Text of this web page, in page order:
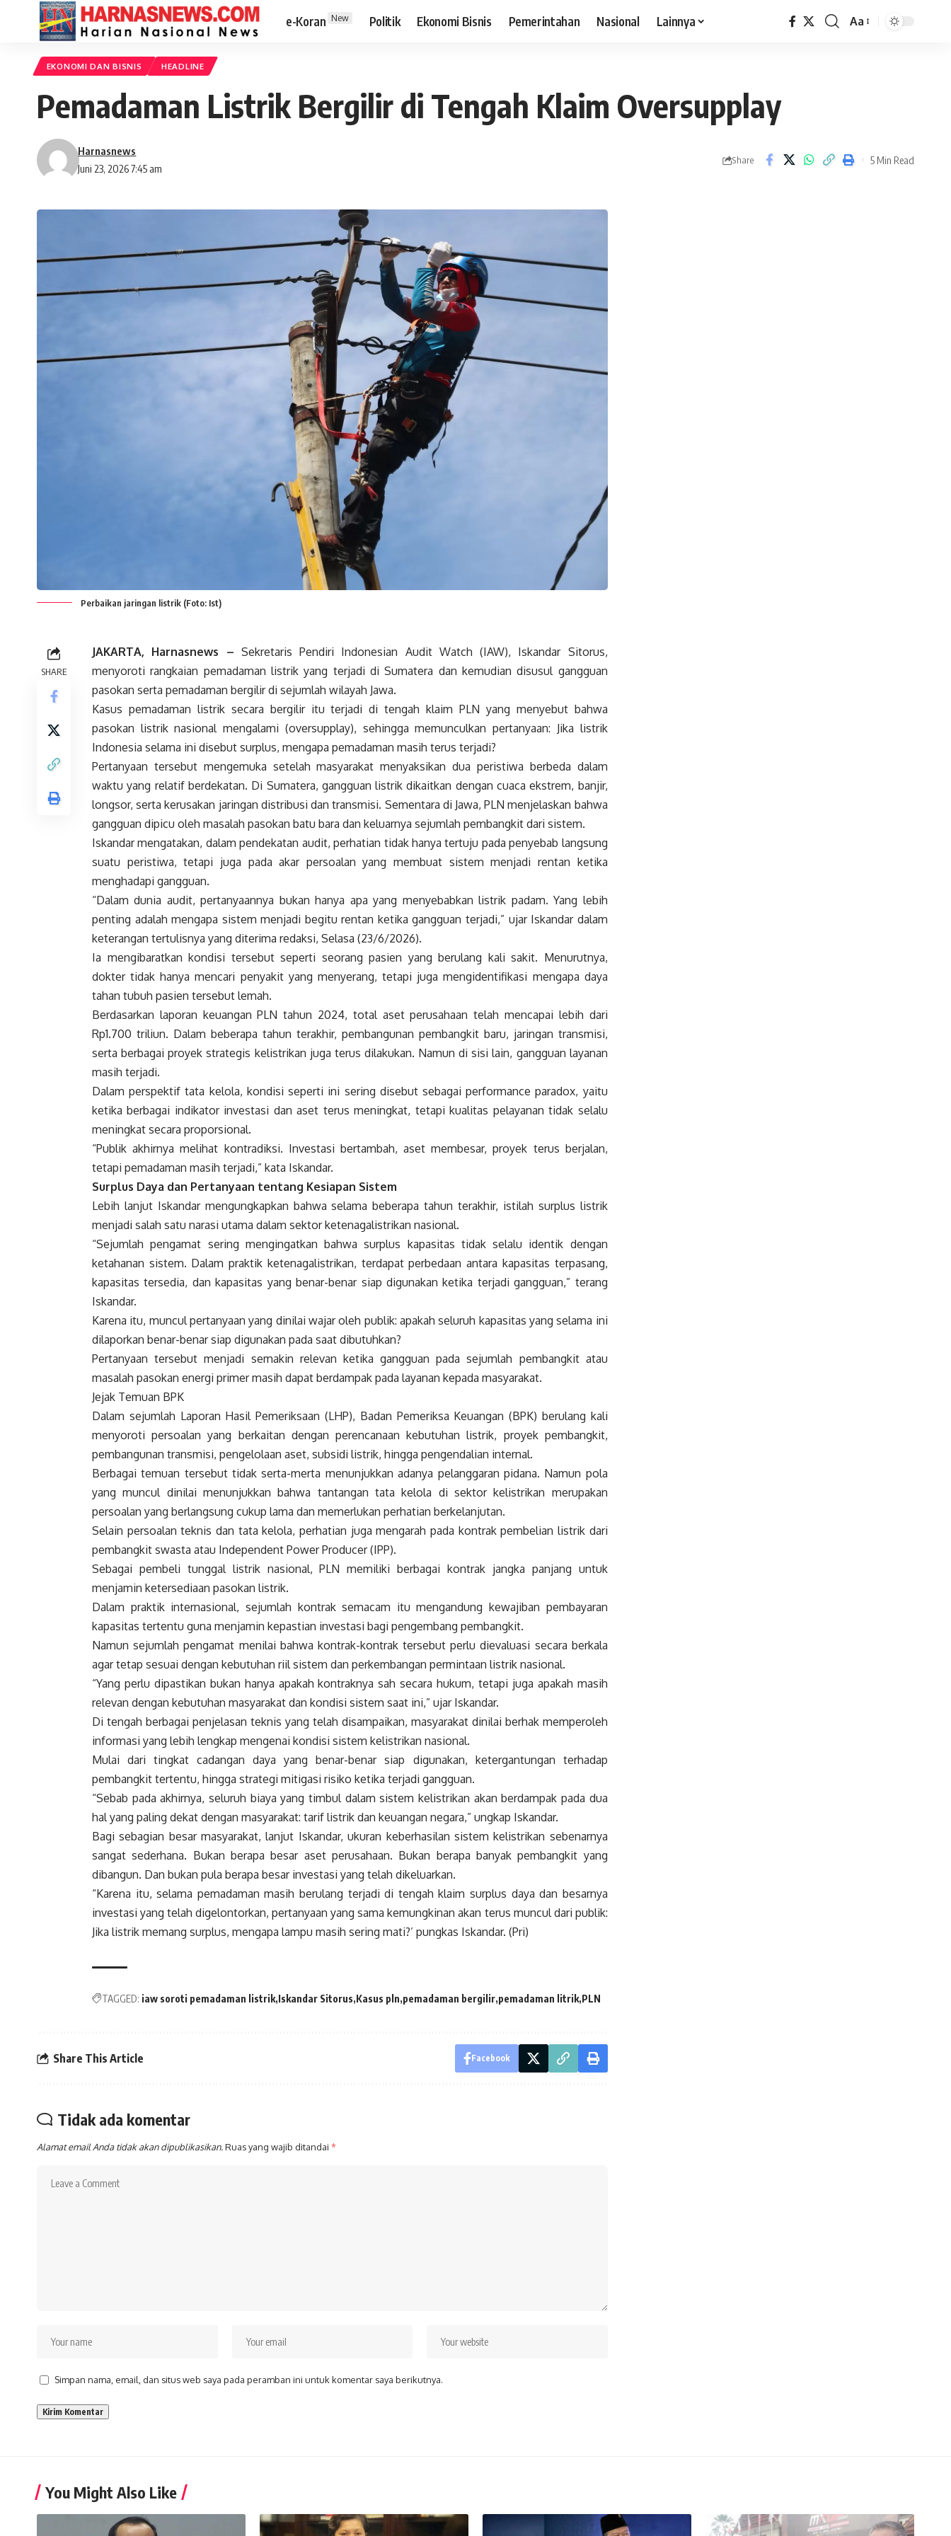
e-Koran New Politik Ekonomi Bisnis Pemerintahan Nasional Lainnya Aa
EKONOMI DAN BISNIS HEADLINE
Pemadaman Listrik Bergilir di Tengah Klaim Oversupplay
Juni 23, 2026 7:45 am
Harnasnews
Share 5 Min Read
Perbaikan jaringan listrik (Foto: Ist)
SHARE
JAKARTA, Harnasnews – Sekretaris Pendiri Indonesian Audit Watch (IAW), Iskandar Sitorus,
menyoroti rangkaian pemadaman listrik yang terjadi di Sumatera dan kemudian disusul gangguan
pasokan serta pemadaman bergilir di sejumlah wilayah Jawa.
Kasus pemadaman listrik secara bergilir itu terjadi di tengah klaim PLN yang menyebut bahwa
pasokan listrik nasional mengalami (oversupplay), sehingga memunculkan pertanyaan: Jika listrik
Indonesia selama ini disebut surplus, mengapa pemadaman masih terus terjadi?
Pertanyaan tersebut mengemuka setelah masyarakat menyaksikan dua peristiwa berbeda dalam
waktu yang relatif berdekatan. Di Sumatera, gangguan listrik dikaitkan dengan cuaca ekstrem, banjir,
longsor, serta kerusakan jaringan distribusi dan transmisi. Sementara di Jawa, PLN menjelaskan bahwa
gangguan dipicu oleh masalah pasokan batu bara dan keluarnya sejumlah pembangkit dari sistem.
Iskandar mengatakan, dalam pendekatan audit, perhatian tidak hanya tertuju pada penyebab langsung
suatu peristiwa, tetapi juga pada akar persoalan yang membuat sistem menjadi rentan ketika
menghadapi gangguan.
“Dalam dunia audit, pertanyaannya bukan hanya apa yang menyebabkan listrik padam. Yang lebih
penting adalah mengapa sistem menjadi begitu rentan ketika gangguan terjadi,” ujar Iskandar dalam
keterangan tertulisnya yang diterima redaksi, Selasa (23/6/2026).
Ia mengibaratkan kondisi tersebut seperti seorang pasien yang berulang kali sakit. Menurutnya,
dokter tidak hanya mencari penyakit yang menyerang, tetapi juga mengidentifikasi mengapa daya
tahan tubuh pasien tersebut lemah.
Berdasarkan laporan keuangan PLN tahun 2024, total aset perusahaan telah mencapai lebih dari
Rp1.700 triliun. Dalam beberapa tahun terakhir, pembangunan pembangkit baru, jaringan transmisi,
serta berbagai proyek strategis kelistrikan juga terus dilakukan. Namun di sisi lain, gangguan layanan
masih terjadi.
Dalam perspektif tata kelola, kondisi seperti ini sering disebut sebagai performance paradox, yaitu
ketika berbagai indikator investasi dan aset terus meningkat, tetapi kualitas pelayanan tidak selalu
meningkat secara proporsional.
“Publik akhirnya melihat kontradiksi. Investasi bertambah, aset membesar, proyek terus berjalan,
tetapi pemadaman masih terjadi,” kata Iskandar.
Surplus Daya dan Pertanyaan tentang Kesiapan Sistem
Lebih lanjut Iskandar mengungkapkan bahwa selama beberapa tahun terakhir, istilah surplus listrik
menjadi salah satu narasi utama dalam sektor ketenagalistrikan nasional.
“Sejumlah pengamat sering mengingatkan bahwa surplus kapasitas tidak selalu identik dengan
ketahanan sistem. Dalam praktik ketenagalistrikan, terdapat perbedaan antara kapasitas terpasang,
kapasitas tersedia, dan kapasitas yang benar-benar siap digunakan ketika terjadi gangguan,” terang
Iskandar.
Karena itu, muncul pertanyaan yang dinilai wajar oleh publik: apakah seluruh kapasitas yang selama ini
dilaporkan benar-benar siap digunakan pada saat dibutuhkan?
Pertanyaan tersebut menjadi semakin relevan ketika gangguan pada sejumlah pembangkit atau
masalah pasokan energi primer masih dapat berdampak pada layanan kepada masyarakat.
Jejak Temuan BPK
Dalam sejumlah Laporan Hasil Pemeriksaan (LHP), Badan Pemeriksa Keuangan (BPK) berulang kali
menyoroti persoalan yang berkaitan dengan perencanaan kebutuhan listrik, proyek pembangkit,
pembangunan transmisi, pengelolaan aset, subsidi listrik, hingga pengendalian internal.
Berbagai temuan tersebut tidak serta-merta menunjukkan adanya pelanggaran pidana. Namun pola
yang muncul dinilai menunjukkan bahwa tantangan tata kelola di sektor kelistrikan merupakan
persoalan yang berlangsung cukup lama dan memerlukan perhatian berkelanjutan.
Selain persoalan teknis dan tata kelola, perhatian juga mengarah pada kontrak pembelian listrik dari
pembangkit swasta atau Independent Power Producer (IPP).
Sebagai pembeli tunggal listrik nasional, PLN memiliki berbagai kontrak jangka panjang untuk
menjamin ketersediaan pasokan listrik.
Dalam praktik internasional, sejumlah kontrak semacam itu mengandung kewajiban pembayaran
kapasitas tertentu guna menjamin kepastian investasi bagi pengembang pembangkit.
Namun sejumlah pengamat menilai bahwa kontrak-kontrak tersebut perlu dievaluasi secara berkala
agar tetap sesuai dengan kebutuhan riil sistem dan perkembangan permintaan listrik nasional.
“Yang perlu dipastikan bukan hanya apakah kontraknya sah secara hukum, tetapi juga apakah masih
relevan dengan kebutuhan masyarakat dan kondisi sistem saat ini,” ujar Iskandar.
Di tengah berbagai penjelasan teknis yang telah disampaikan, masyarakat dinilai berhak memperoleh
informasi yang lebih lengkap mengenai kondisi sistem kelistrikan nasional.
Mulai dari tingkat cadangan daya yang benar-benar siap digunakan, ketergantungan terhadap
pembangkit tertentu, hingga strategi mitigasi risiko ketika terjadi gangguan.
“Sebab pada akhirnya, seluruh biaya yang timbul dalam sistem kelistrikan akan berdampak pada dua
hal yang paling dekat dengan masyarakat: tarif listrik dan keuangan negara,” ungkap Iskandar.
Bagi sebagian besar masyarakat, lanjut Iskandar, ukuran keberhasilan sistem kelistrikan sebenarnya
sangat sederhana. Bukan berapa besar aset perusahaan. Bukan berapa banyak pembangkit yang
dibangun. Dan bukan pula berapa besar investasi yang telah dikeluarkan.
“Karena itu, selama pemadaman masih berulang terjadi di tengah klaim surplus daya dan besarnya
investasi yang telah digelontorkan, pertanyaan yang sama kemungkinan akan terus muncul dari publik:
Jika listrik memang surplus, mengapa lampu masih sering mati?’ pungkas Iskandar. (Pri)
TAGGED: iaw soroti pemadaman listrik Iskandar Sitorus Kasus pln pemadaman bergilir pemadaman litrik PLN
Share This Article Facebook
Tidak ada komentar
Alamat email Anda tidak akan dipublikasikan.Ruas yang wajib ditandai *
Simpan nama, email, dan situs web saya pada peramban ini untuk komentar saya berikutnya.
You Might Also Like